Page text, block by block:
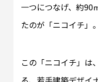
一つにつなげ、約90
たのが「ニコイチ」。
この「ニコイチ」は